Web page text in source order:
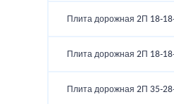
Плита дорожная 2П 18-
Плита дорожная 2П 18-
Плита дорожная 2П 35-